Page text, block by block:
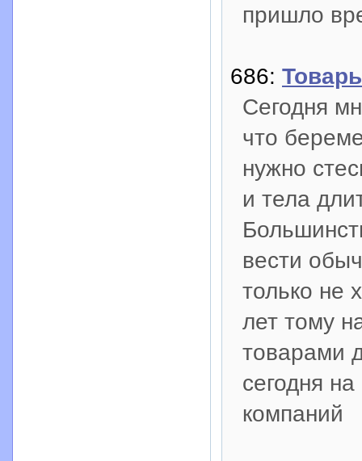
пришло
686:
Сегодня
что
нужно
и тела
вести
только не
лет тому
товарами
сегодня
компаний